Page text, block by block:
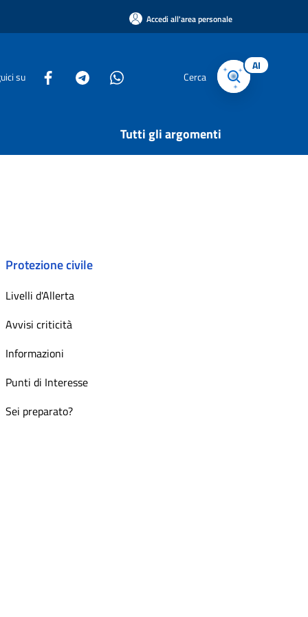
Accedi all'area personale
su Cerca
AI
Tutti gli argomenti
Protezione civile
Livelli d'Allerta
Avvisi criticità
Informazioni
Punti di Interesse
Sei preparato?